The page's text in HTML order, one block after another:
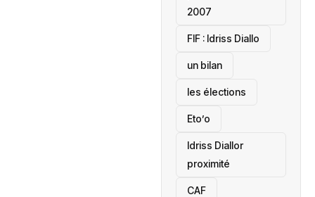
2007
‎FIF : Idriss Diallo
un bilan
les élections
Eto’o
Idriss Diallor
proximité
CAF